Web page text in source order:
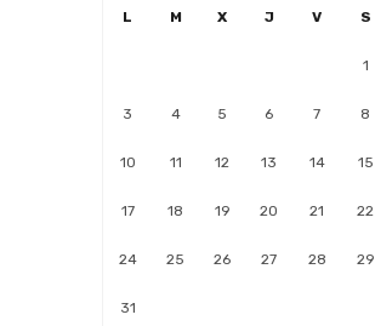
L M X J V S
1
3 4 5 6 7 8
10 11 12 13 14 15
17 18 19 20 21 22
24 25 26 27 28 29
31